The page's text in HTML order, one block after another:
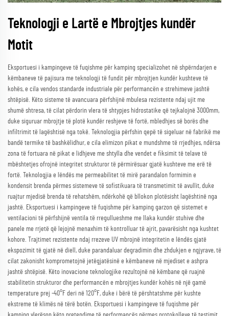
Teknologji e Lartë e Mbrojtjes kundër
Motit
Eksportuesi i kampingeve të fuqishme për kamping specializohet në shpërndarjen e
këmbaneve të pajisura me teknologji të fundit për mbrojtjen kundër kushteve të
kohës, e cila vendos standarde industriale për performancën e strehimeve jashtë
shtëpisë. Këto sisteme të avancuara përfshijnë mbulesa rezistente ndaj ujit me
shumë shtresa, të cilat përdorin vlera të shtypjes hidrostatike që tejkalojnë 3000mm,
duke siguruar mbrojtje të plotë kundër reshjeve të fortë, mbledhjes së borës dhe
infiltrimit të lagështisë nga tokë. Teknologjia përfshin qepë të sigeluar në fabrikë me
bandë termike të bashkëlidhur, e cila elimizon pikat e mundshme të rrjedhjes, ndërsa
zona të fortuara në pikat e lidhjeve me shtylla dhe vendet e fiksimit të telave të
mbështetjes ofrojnë integritet strukturor të përmirësuar gjatë kushteve me erë të
fortë. Teknologjia e lëndës me permeabilitet të mirë parandalon formimin e
kondensit brenda përmes sistemeve të sofistikuara të transmetimit të avullit, duke
ruajtur mjedisë brenda të rehatshëm, ndërkohë që bllokon plotësisht lagështinë nga
jashtë. Eksportuesi i kampingeve të fuqishme për kamping garzon që sistemet e
ventilacioni të përfshijnë ventila të rregullueshme me llaka kundër stuhive dhe
panele me rrjetë që lejojnë menaxhim të kontrolluar të ajrit, pavarësisht nga kushtet
kohore. Trajtimet rezistente ndaj rrezeve UV mbrojnë integritetin e lëndës gjatë
ekspozimit të gjatë në diell, duke parandaluar degradimin dhe zhdukjen e ngjyrave, të
cilat zakonisht komprometojnë jetëgjatësinë e këmbaneve në mjediset e ashpra
jashtë shtëpisë. Këto inovacione teknologjike rezultojnë në këmbane që ruajnë
stabilitetin strukturor dhe performancën e mbrojtjes kundër kohës në një gamë
temperature prej -40°F deri në 120°F, duke i bërë të përshtatshme për kushte
ekstreme të klimës në tërë botën. Eksportuesi i kampingeve të fuqishme për